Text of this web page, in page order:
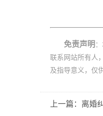
免责声明
联系网站所有人
及指导意义，仅
上一篇：离婚